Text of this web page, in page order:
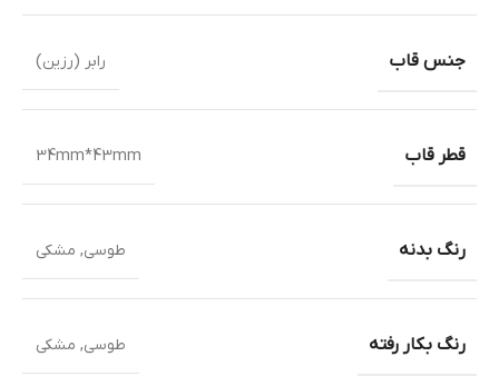
جنس قاب رابر (رزین)
قطر قاب 34mm*43mm
رنگ بدنه طوسی, مشکی
رنگ بکار رفته طوسی, مشکی